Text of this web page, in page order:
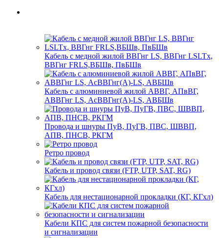
Кабель с медной жилой ВВГнг LS, ВВГнг LSLTx,
ВВГнг FRLS,ВБШв, ПвБШв
Кабель с алюминиевой жилой АВВГ, АПвВГ,
АВВГнг LS, АсВВГнг(А)-LS, АВБШв
Провода и шнуры ПуВ, ПуГВ, ПВС, ШВВП,
АПВ, ПНСВ, РКГМ
Ретро провод
Кабель и провод связи (FTP, UTP, SAT, RG)
Кабель для нестационарной прокладки (КГ, КГхл)
Кабели КПС для систем пожарной безопасности
и сигнализации